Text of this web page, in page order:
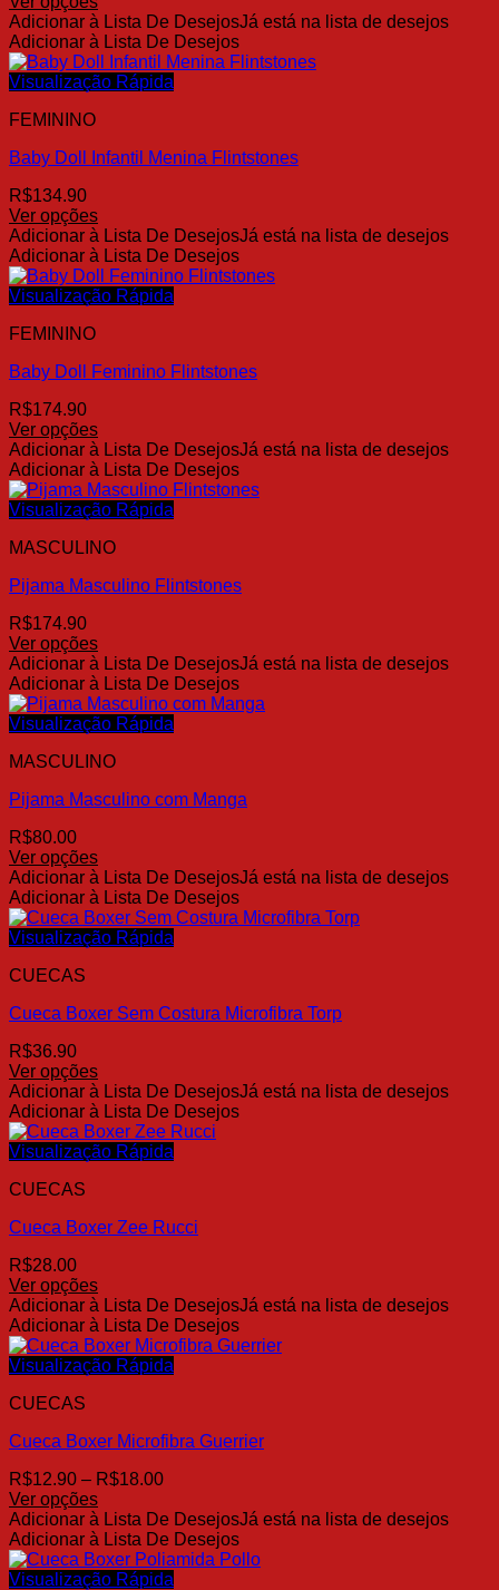
na
página
do
produto
Este
produto
tem
várias
As
podem
escolhidas
na
página
do
produto
Adicionar à Lista De DesejosJá está na lista de desejos
Adicionar à Lista De Desejos
Visualização Rápida
FEMININO
Baby Doll Infantil Menina Flintstones
R$134.90
Ver opções
Este
produto
tem
várias
As
podem
escolhidas
na
página
do
produto
Adicionar à Lista De DesejosJá está na lista de desejos
Adicionar à Lista De Desejos
Visualização Rápida
FEMININO
Baby Doll Feminino Flintstones
R$174.90
Ver opções
Este
produto
tem
várias
As
podem
escolhidas
na
página
do
produto
Adicionar à Lista De DesejosJá está na lista de desejos
Adicionar à Lista De Desejos
Visualização Rápida
MASCULINO
Pijama Masculino Flintstones
R$174.90
Ver opções
Este
produto
tem
várias
As
podem
escolhidas
na
página
do
produto
Adicionar à Lista De DesejosJá está na lista de desejos
Adicionar à Lista De Desejos
Visualização Rápida
MASCULINO
Pijama Masculino com Manga
R$80.00
Ver opções
Este
produto
tem
várias
As
podem
escolhidas
na
página
do
produto
Adicionar à Lista De DesejosJá está na lista de desejos
Adicionar à Lista De Desejos
Visualização Rápida
CUECAS
Cueca Boxer Sem Costura Microfibra Torp
R$36.90
Ver opções
Este
produto
tem
várias
As
podem
escolhidas
na
página
do
produto
Adicionar à Lista De DesejosJá está na lista de desejos
Adicionar à Lista De Desejos
Visualização Rápida
CUECAS
Cueca Boxer Zee Rucci
R$28.00
Ver opções
Este
produto
tem
várias
As
podem
escolhidas
na
página
do
produto
Adicionar à Lista De DesejosJá está na lista de desejos
Adicionar à Lista De Desejos
Visualização Rápida
CUECAS
Cueca Boxer Microfibra Guerrier
R$12.90 – R$18.00Faixa
preço:
R$12.90
através
R$18.00
Ver opções
Este
produto
tem
várias
Adicionar à Lista De DesejosJá está na lista de desejos
Adicionar à Lista De Desejos
Visualização Rápida